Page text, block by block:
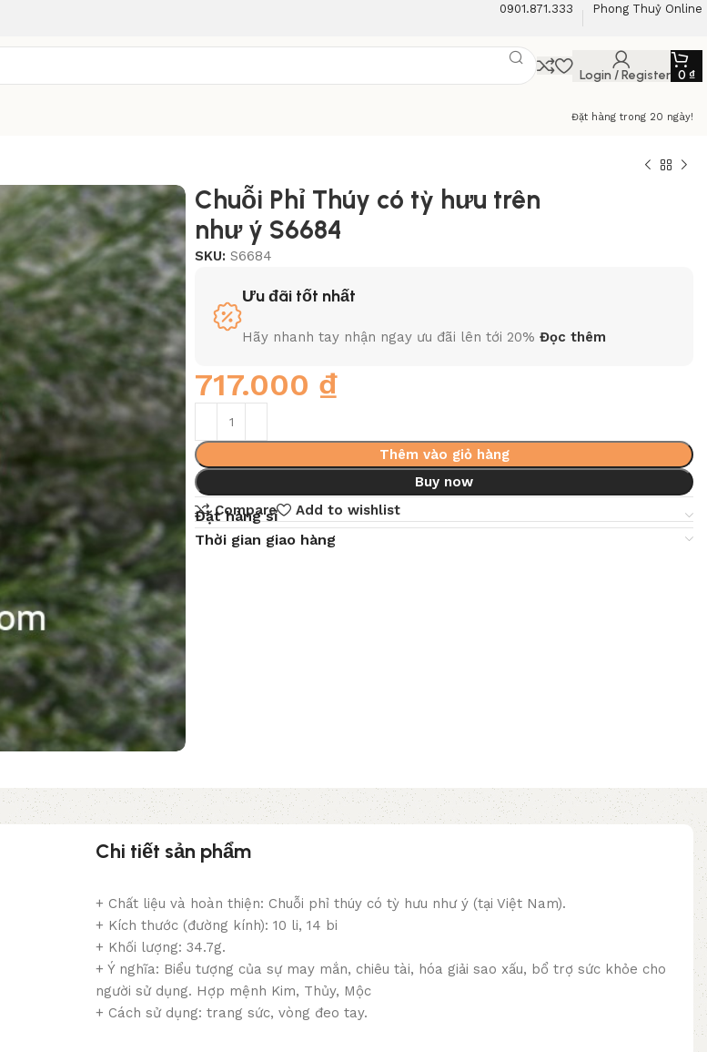
0901.871.333 Phong Thuỷ Online
Login / Register 0 ₫
Đặt hàng trong 20 ngày!
Chuỗi Phỉ Thúy có tỳ hưu trên
như ý S6684
SKU:S6684
Ưu đãi tốt nhất
Hãy nhanh tay nhận ngay ưu đãi lên tới 20%Đọc thêm
717.000 ₫
Thêm vào giỏ hàng
Buy now
Compare
Add to wishlist
Đặt hàng sỉ
Thời gian giao hàng
Chi tiết sản phẩm
+ Chất liệu và hoàn thiện: Chuỗi phỉ thúy có tỳ hưu như ý (tại Việt Nam).
+ Kích thước (đường kính): 10 li, 14 bi
+ Khối lượng: 34.7g.
+ Ý nghĩa: Biểu tượng của sự may mắn, chiêu tài, hóa giải sao xấu, bổ trợ sức khỏe cho
người sử dụng. Hợp mệnh Kim, Thủy, Mộc
+ Cách sử dụng: trang sức, vòng đeo tay.